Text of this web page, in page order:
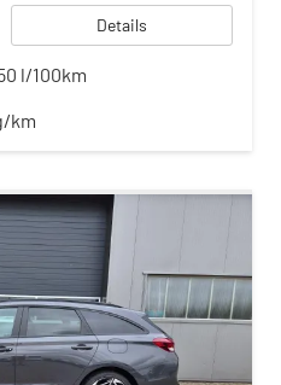
Details
l/100km
km